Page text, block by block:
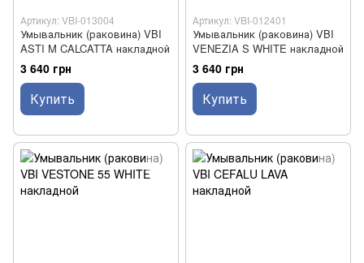
Артикул: VBI-013004
Умывальник (раковина) VBI
ASTI M CALCATTA накладной
3 640 грн
Купить
Артикул: VBI-012401
Умывальник (раковина) VBI
VENEZIA S WHITE накладной
3 640 грн
Купить